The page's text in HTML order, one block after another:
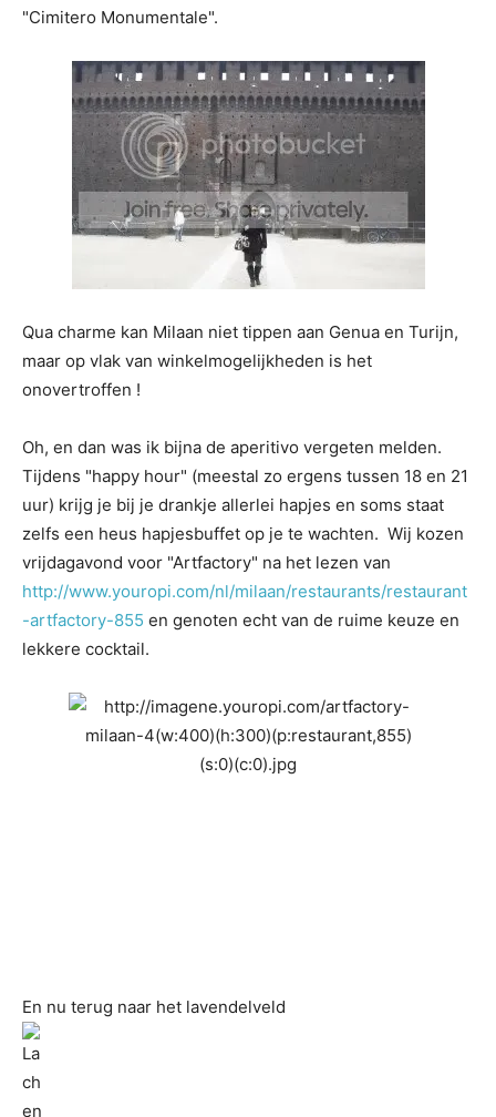
"Cimitero Monumentale".
Qua charme kan Milaan niet tippen aan Genua en Turijn,
maar op vlak van winkelmogelijkheden is het
onovertroffen !
Oh, en dan was ik bijna de aperitivo vergeten melden.
Tijdens "happy hour" (meestal zo ergens tussen 18 en 21
uur) krijg je bij je drankje allerlei hapjes en soms staat
zelfs een heus hapjesbuffet op je te wachten. Wij kozen
vrijdagavond voor "Artfactory" na het lezen van
http://www.youropi.com/nl/milaan/restaurants/restaurant
-artfactory-855 en genoten echt van de ruime keuze en
lekkere cocktail.
En nu terug naar het lavendelveld